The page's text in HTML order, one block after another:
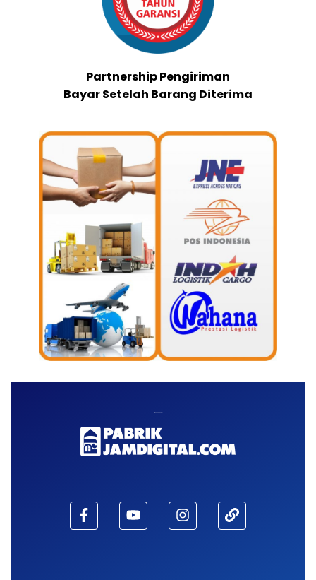
Partnership Pengiriman
Bayar Setelah Barang Diterima